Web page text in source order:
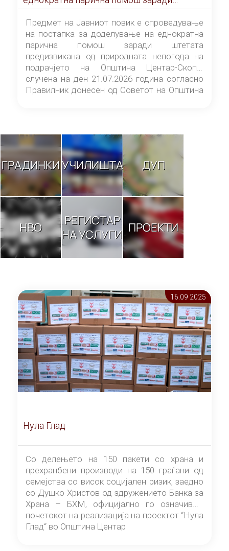
штетата предизвикана од природната
непогода на подрачјето на Општина
Центар-Скопје случена на ден 21.07.2026
година
Предмет на Јавниот повик е спроведување
на постапка за доделување на еднократна
парична помош заради штетата
предизвикана од природната непогода на
подрачјето на Општина Центар-Скопје
случена на ден 21.07.2026 година согласно
Правилник донесен од Советот на Општина
ГРАДИНКИУЧИЛИШТА ДУП
НВО
РЕГИСТАР
НА УСЛУГИ ПРОЕКТИ
16.09 2025
Нула Глад
Со делењето на 150 пакети со храна и
прехранбени производи на 150 граѓани од
семејства со висок социјален ризик, заедно
со Душко Христов од здружението Банка за
Храна – БХМ, официјално го означивме
почетокот на реализација на проектот “Нула
Глад“ во Општина Центар